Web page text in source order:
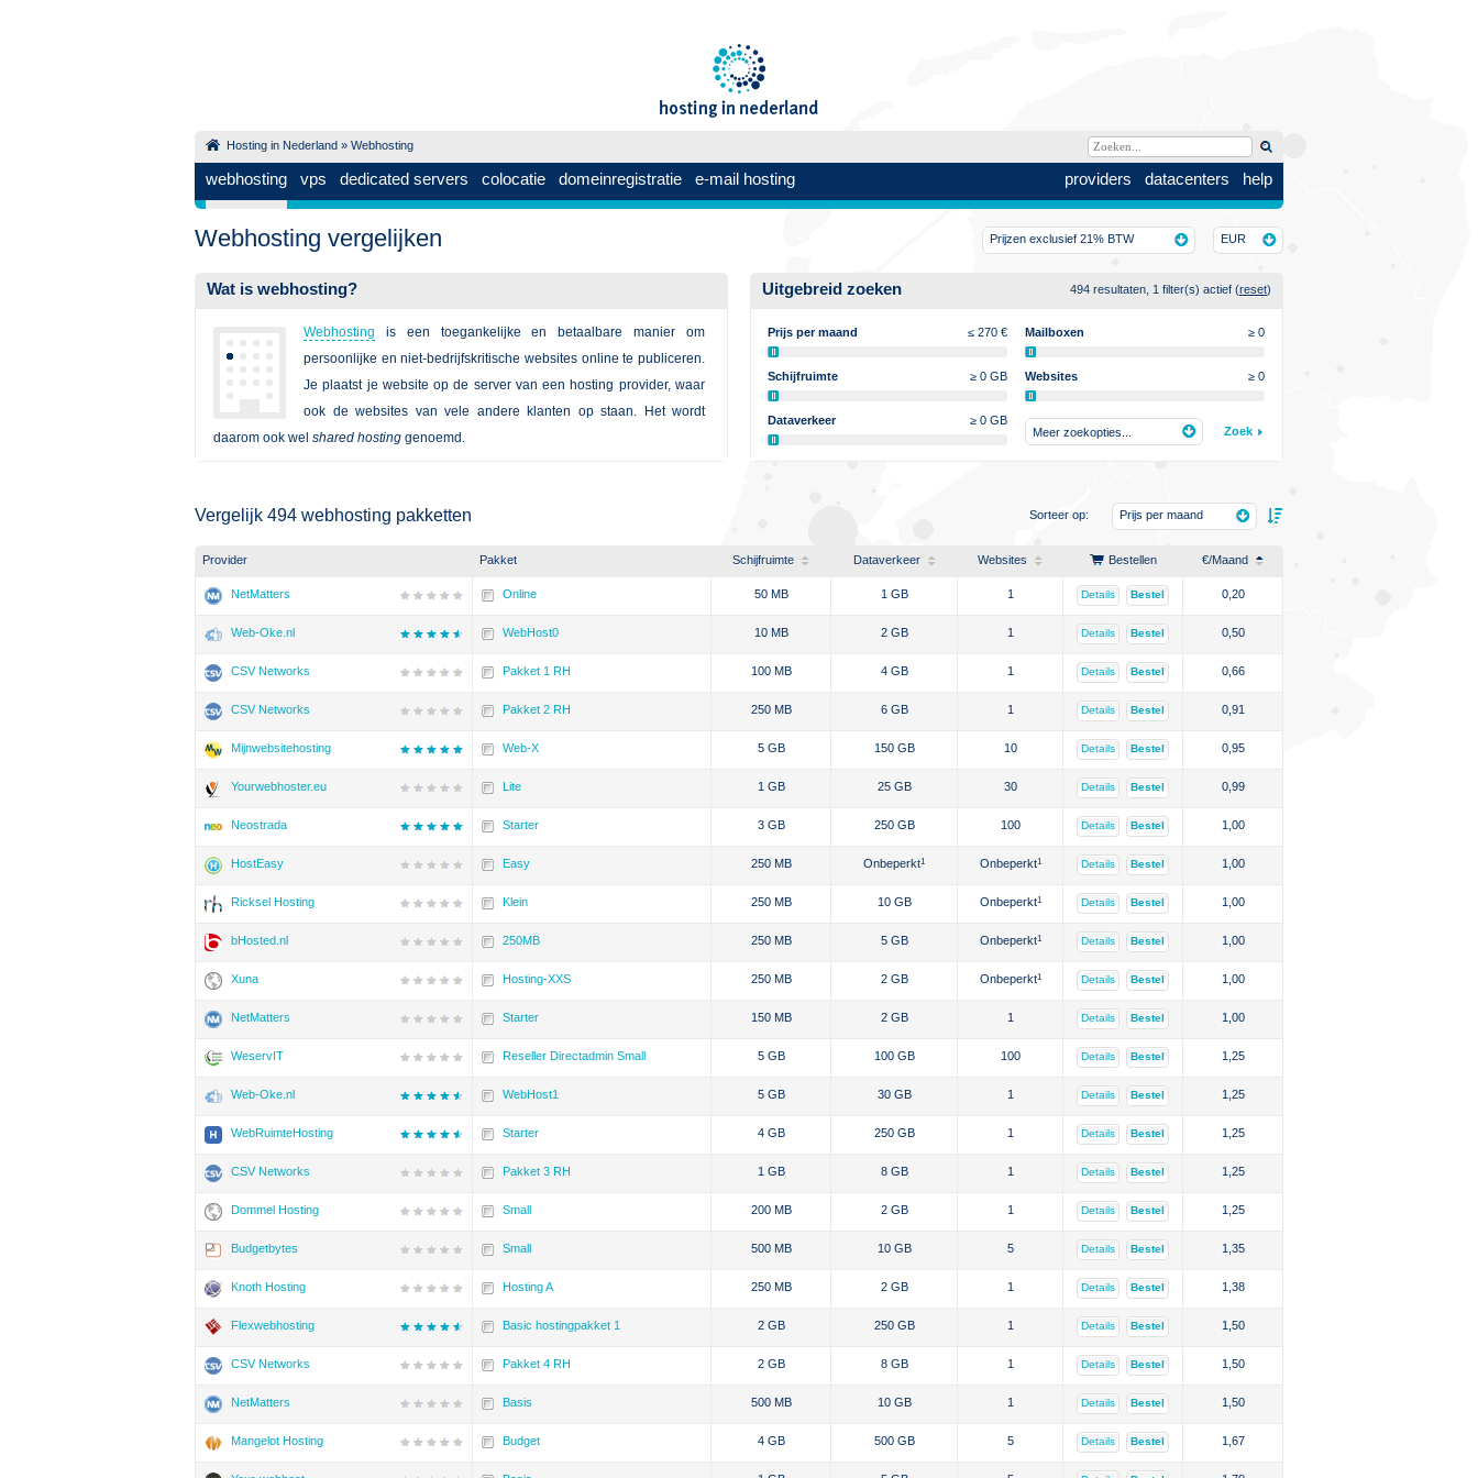
Hosting in Nederland » Webhosting
providers datacenters help
webhosting vps dedicated servers colocatie domeinregistratie e-mail hosting
EUR
Prijzen exclusief 21% BTW
Webhosting vergelijken
Wat is webhosting?
Webhosting is een toegankelijke en betaalbare manier om
persoonlijke en niet-bedrijfskritische websites online te publiceren.
Je plaatst je website op de server van een hosting provider, waar
ook de websites van vele andere klanten op staan. Het wordt
daarom ook wel shared hosting genoemd.
Uitgebreid zoeken 494 resultaten, 1 filter(s) actief (reset)
Prijs per maand ≤ 270 €
Schijfruimte ≥ 0 GB
Dataverkeer ≥ 0 GB
Mailboxen ≥ 0
Websites ≥ 0
Zoek
Meer zoekopties...
Sorteer op: Prijs per maand
Vergelijk 494 webhosting pakketten
Provider Pakket Schijfruimte Dataverkeer Websites Bestellen €/Maand
NetMatters Online 50 MB 1 GB 1 Details Bestel 0,20
Web-Oke.nl WebHost0 10 MB 2 GB 1 Details Bestel 0,50
CSV Networks Pakket 1 RH 100 MB 4 GB 1 Details Bestel 0,66
CSV Networks Pakket 2 RH 250 MB 6 GB 1 Details Bestel 0,91
Mijnwebsitehosting Web-X 5 GB 150 GB 10 Details Bestel 0,95
Yourwebhoster.eu Lite 1 GB 25 GB 30 Details Bestel 0,99
Neostrada Starter 3 GB 250 GB 100 Details Bestel 1,00
HostEasy Easy 250 MB Onbeperkt1 Onbeperkt1 Details Bestel 1,00
Ricksel Hosting Klein 250 MB 10 GB Onbeperkt1 Details Bestel 1,00
bHosted.nl 250MB 250 MB 5 GB Onbeperkt1 Details Bestel 1,00
Xuna Hosting-XXS 250 MB 2 GB Onbeperkt1 Details Bestel 1,00
NetMatters Starter 150 MB 2 GB 1 Details Bestel 1,00
WeservIT Reseller Directadmin Small 5 GB 100 GB 100 Details Bestel 1,25
Web-Oke.nl WebHost1 5 GB 30 GB 1 Details Bestel 1,25
WebRuimteHosting Starter 4 GB 250 GB 1 Details Bestel 1,25
CSV Networks Pakket 3 RH 1 GB 8 GB 1 Details Bestel 1,25
Dommel Hosting Small 200 MB 2 GB 1 Details Bestel 1,25
Budgetbytes Small 500 MB 10 GB 5 Details Bestel 1,35
Knoth Hosting Hosting A 250 MB 2 GB 1 Details Bestel 1,38
Flexwebhosting Basic hostingpakket 1 2 GB 250 GB 1 Details Bestel 1,50
CSV Networks Pakket 4 RH 2 GB 8 GB 1 Details Bestel 1,50
NetMatters Basis 500 MB 10 GB 1 Details Bestel 1,50
Mangelot Hosting Budget 4 GB 500 GB 5 Details Bestel 1,67